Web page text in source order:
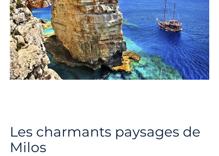
Les charmants paysages de
Milos